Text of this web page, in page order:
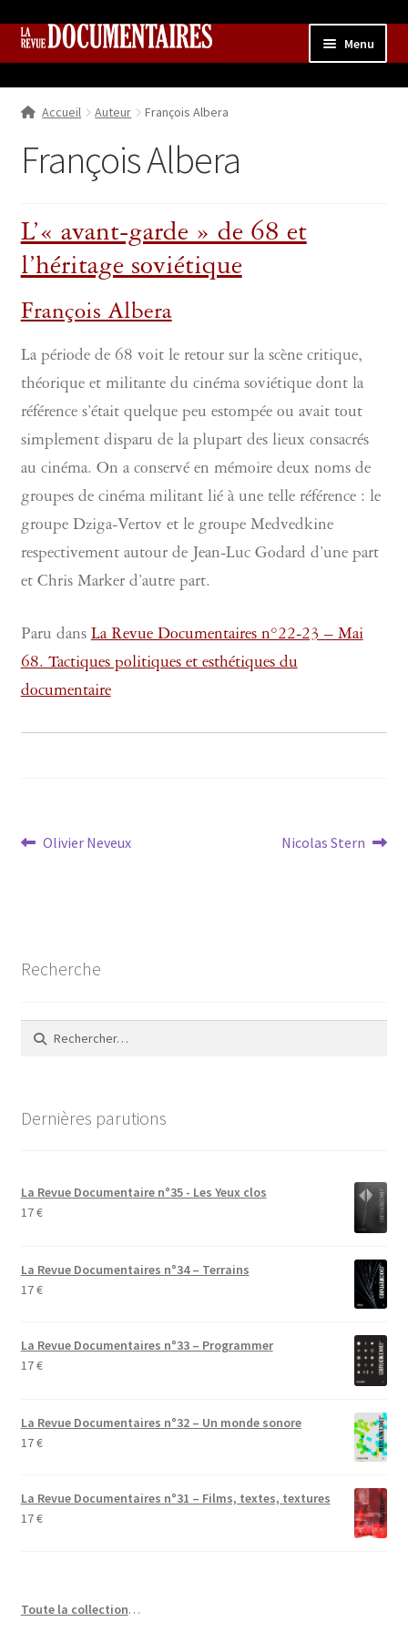
Aller
navigation
Aller
Menu
Qui sommes nous ?
Collection
Boutique
Accueil Auteur François Albera
François Albera
L’« avant-garde » de 68 et
l’héritage soviétique
François Albera
La période de 68 voit le retour sur la scène critique,
théorique et militante du cinéma soviétique dont la
référence s’était quelque peu estompée ou avait tout
simplement disparu de la plupart des lieux consacrés
au cinéma. On a conservé en mémoire deux noms de
groupes de cinéma militant lié à une telle référence : le
groupe Dziga-Vertov et le groupe Medvedkine
respectivement autour de Jean-Luc Godard d’une part
et Chris Marker d’autre part.
Paru dansLa Revue Documentaires n°22-23 – Mai
68. Tactiques politiques et esthétiques du
documentaire
Navigation
Article
Olivier Neveux
Article
Nicolas Stern
Recherche
Rechercher :
Dernières parutions
La Revue Documentaire n°35 - Les Yeux clos
17€
La Revue Documentaires n°34 – Terrains
17€
La Revue Documentaires n°33 – Programmer
17€
La Revue Documentaires n°32 – Un monde sonore
17€
La Revue Documentaires n°31 – Films, textes, textures
17€
Toute la collection…